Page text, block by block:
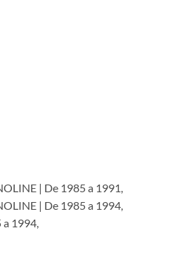
| De 1985 a 1991,
| De 1985 a 1994,
a 1994,